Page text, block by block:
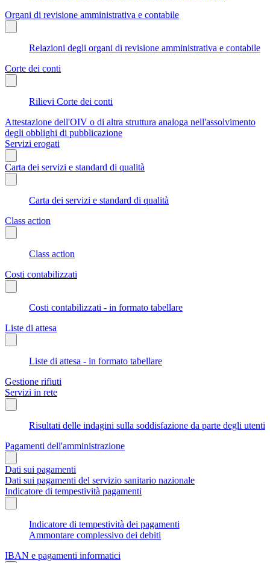
Organi di revisione amministrativa e contabile
Relazioni degli organi di revisione amministrativa e contabile
Corte dei conti
Rilievi Corte dei conti
Attestazione dell'OIV o di altra struttura analoga nell'assolvimento
degli obblighi di pubblicazione
Servizi erogati
Carta dei servizi e standard di qualità
Carta dei servizi e standard di qualità
Class action
Class action
Costi contabilizzati
Costi contabilizzati - in formato tabellare
Liste di attesa
Liste di attesa - in formato tabellare
Gestione rifiuti
Servizi in rete
Risultati delle indagini sulla soddisfazione da parte degli utenti
Pagamenti dell'amministrazione
Dati sui pagamenti
Dati sui pagamenti del servizio sanitario nazionale
Indicatore di tempestività pagamenti
Indicatore di tempestività dei pagamenti
Ammontare complessivo dei debiti
IBAN e pagamenti informatici